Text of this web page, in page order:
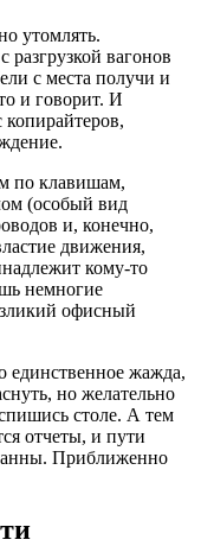
утомлять.
вагонов
с места получи и
и говорит. И
по клавишам,
(особый вид
и, конечно,
движения,
кому-то
немногие
офисный
единственное жажда,
но желательно
столе. А тем
отчеты, и пути
Приближенно